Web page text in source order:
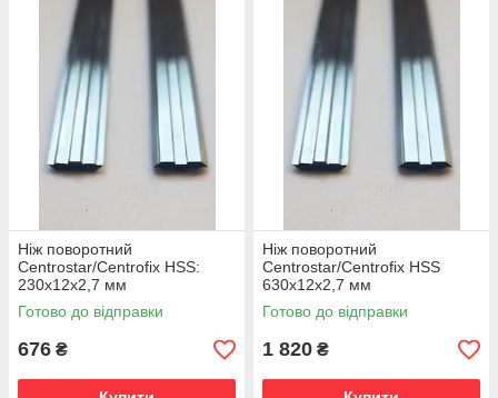
Ніж поворотний
Centrostar/Centrofix HSS:
230x12x2,7 мм
Готово до відправки
676 ₴
Ніж поворотний
Centrostar/Centrofix HSS
630x12x2,7 мм
Готово до відправки
1 820 ₴